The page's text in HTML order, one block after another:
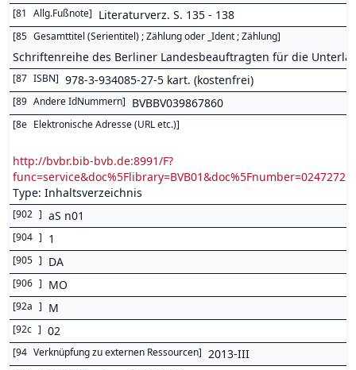
[81 Allg.Fußnote] Literaturverz. S. 135 - 138
[85 Gesamttitel (Serientitel) ; Zählung oder _Ident ; Zählung]
Schriftenreihe des Berliner Landesbeauftragten für die
[87 ISBN] 978-3-934085-27-5 kart. (kostenfrei)
[89 Andere IdNummern] BVBBV039867860
[8e Elektronische Adresse (URL etc.)]
http://bvbr.bib-bvb.de:8991/F?
Type: Inhaltsverzeichnis
[902 ] aS n01
[904 ] 1
[905 ] DA
[906 ] MO
[92a ] M
[92c ] 02
[94 Verknüpfung zu externen Ressourcen] 2013-III